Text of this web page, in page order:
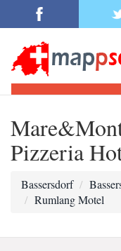
Pizzeria
Bassersdorf
Rumlang Motel